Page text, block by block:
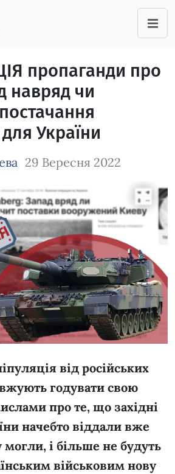
пропаганди про
навряд чи
України
29 Вересня 2022
від російських
годувати свою
про те, що західні
начебто віддали вже
і більше не будуть
військовим нову